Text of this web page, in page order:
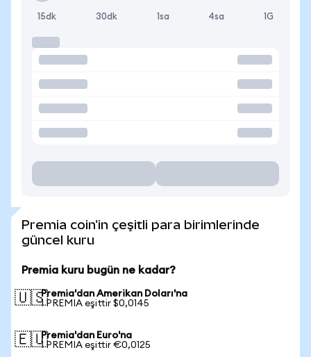
15dk 30dk 1sa 4sa 1G
Premia coin'in çeşitli para birimlerinde
güncel kuru
Premia kuru bugün ne kadar?
🇺🇸Premia'dan Amerikan Doları'na
1 PREMIA eşittir $0,0145
🇪🇺Premia'dan Euro'na
1 PREMIA eşittir €0,0125